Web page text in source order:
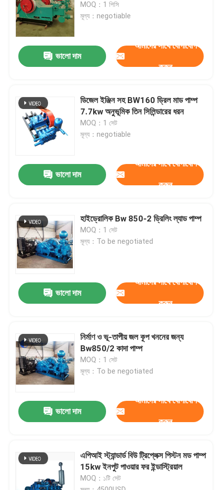
পণ্য
আমাদের সম্পর্কে
কারখানা ভ্রমণ
খবর
উদ্ধৃতির জন্য আবেদন
ড্রিল রিগ মেশিন
ওয়াটার ওয়েল ড্রিল রিগ
MOQ：1 পিসি
মূল্য：negotiable
ভালো দাম
আমাদের সাথে যোগাযোগ
করুন
ডিজেল ইঞ্জিন সহ BW160 ড্রিল মাড পাম্প
7.7kw অনুভূমিক তিন সিলিন্ডারের ধরন
MOQ：1 সেট
মূল্য：negotiable
ভালো দাম
আমাদের সাথে যোগাযোগ
করুন
হাইড্রোলিক Bw 850-2 ড্রিলিং ল্যাড পাম্প
MOQ：1 সেট
মূল্য：To be negotiated
ভালো দাম
আমাদের সাথে যোগাযোগ
করুন
নির্মাণ ও ভূ-তাপীয় জল কূপ খননের জন্য
Bw850/2 কাদা পাম্প
MOQ：1 সেট
মূল্য：To be negotiated
ভালো দাম
আমাদের সাথে যোগাযোগ
করুন
এপিআই স্ট্যান্ডার্ড বিউ ট্রিপ্লেক্স পিস্টন মড পাম্প
15kw ইনপুট পাওয়ার ফর ইন্ডাস্ট্রিয়াল
MOQ：১টি সেট